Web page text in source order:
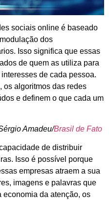
sociais online é baseado
dos
Isso significa que essas
de quem as utiliza para
de cada pessoa.
os algoritmos das redes
e definem o que cada um
Amadeu/Brasil de Fato
de distribuir
Isso é possível porque
empresas atraem a sua
imagens e palavras que
economia da atenção, os